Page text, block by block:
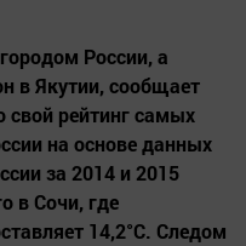
России, а
в Якутии, сообщает
свой рейтинг самых
на основе данных
за 2014 и 2015
в Сочи, где
14,2°С. Следом